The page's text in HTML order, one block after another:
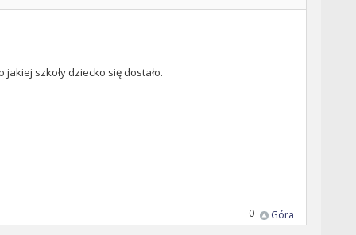
szkoły dziecko się dostało.
Góra
0